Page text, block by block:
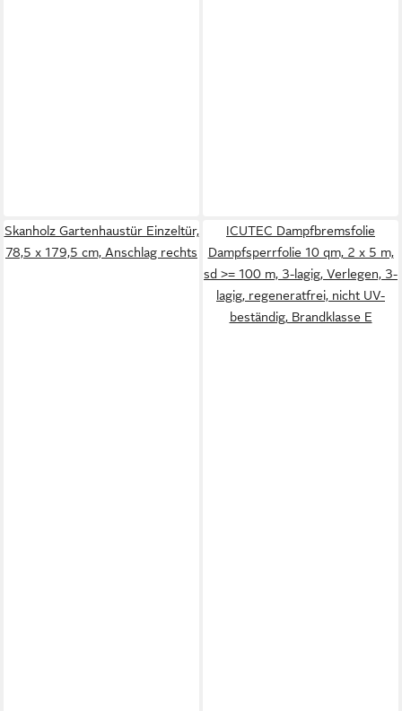
Skanholz Gartenhaustür Einzeltür,
78,5 x 179,5 cm, Anschlag rechts
ICUTEC Dampfbremsfolie
Dampfsperrfolie 10 qm, 2 x 5 m,
sd >= 100 m, 3-lagig, Verlegen, 3-
lagig, regeneratfrei, nicht UV-
beständig, Brandklasse E